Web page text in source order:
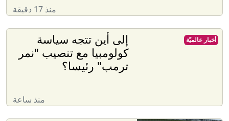
منذ 17 دقيقة
إلى أين تتجه سياسة
كولومبيا مع تنصيب "نمر
ترمب" رئيسا؟
منذ ساعة
أخبار عالميّة